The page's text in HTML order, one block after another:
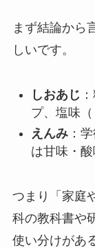
まず結論から
しいです。
しおあじ
プ、塩味（
えんみ：
は甘味・
つまり「家庭
科の教科書や
使い分けがあ